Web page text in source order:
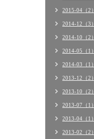
2015-04（2）
2014-12（3）
2014-10（2）
2014-05（1）
2014-03（1）
2013-12（2）
2013-10（2）
2013-07（1）
2013-04（1）
2013-02（2）